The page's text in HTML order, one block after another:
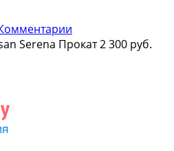
Serena Прокат2 300 руб.